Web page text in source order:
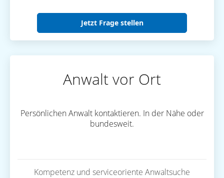
Jetzt Frage stellen
Anwalt vor Ort
Persönlichen Anwalt kontaktieren. In der Nähe oder
bundesweit.
Kompetenz und serviceoriente Anwaltsuche